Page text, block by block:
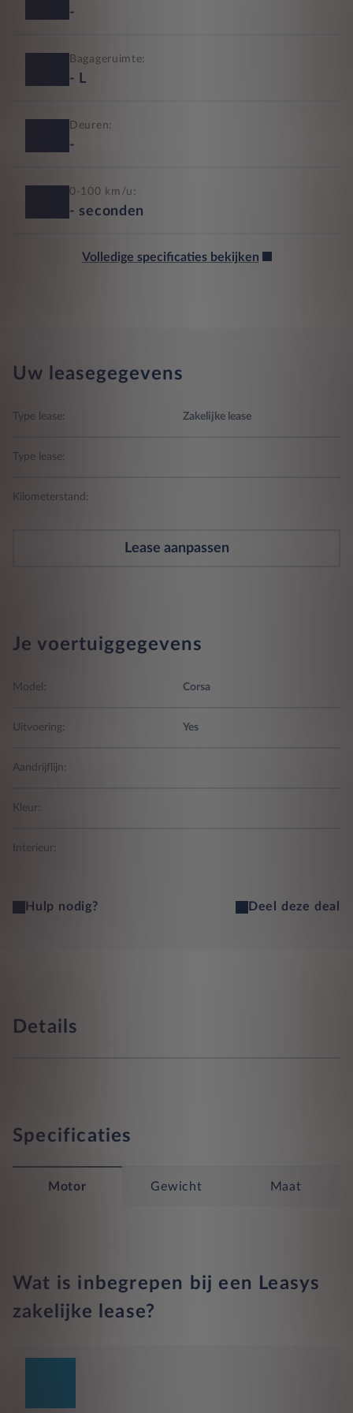
-
Bagageruimte:
- L
Deuren:
-
0-100 km/u:
- seconden
Volledige specificaties bekijken
Uw leasegegevens
Type lease: Zakelijke lease
Type lease:
Kilometerstand:
Lease aanpassen
Je voertuiggegevens
Model: Corsa
Uitvoering: Yes
Aandrijflijn:
Kleur:
Interieur:
Hulp nodig? Deel deze deal
Details
Specificaties
Motor Gewicht Maat
Wat is inbegrepen bij een Leasys
zakelijke lease?